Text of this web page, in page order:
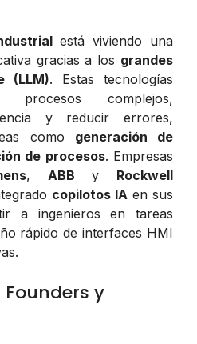
está viviendo una
gracias a los grandes
(LLM). Estas tecnologías
procesos complejos,
y reducir errores,
como generación de
de procesos. Empresas
, ABB y Rockwell
copilotos IA en sus
a ingenieros en tareas
rápido de interfaces HMI
y